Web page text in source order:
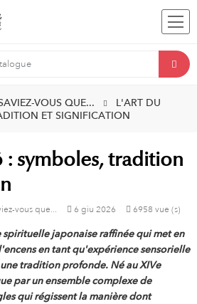
VOUS QUE...
L'ART DU
ET SIGNIFICATION
: symboles, tradition
vous que... 6 giu 2026 6958 vue (s)
japonaise raffinée qui met en
en tant qu'expérience sensorielle
tradition profonde. Né au XIVe
par un ensemble complexe de
qui régissent la manière dont